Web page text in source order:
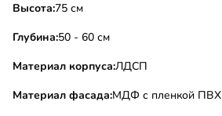
Высота:75 см
Глубина:50 - 60 см
Материал корпуса:ЛДСП
Материал фасада:МДФ с пленкой ПВХ